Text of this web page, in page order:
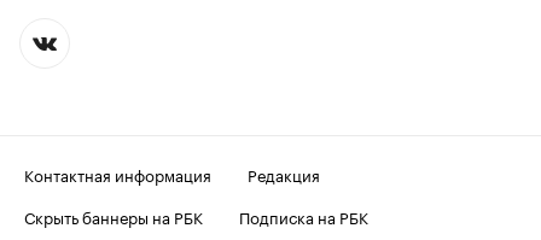
Контактная информация
Редакция
Скрыть баннеры на РБК
Подписка на РБК